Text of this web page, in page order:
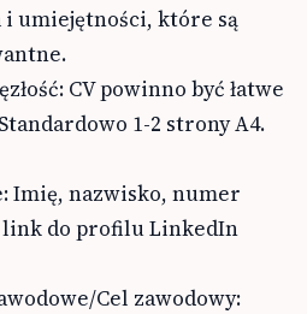
i umiejętności, które są
CV powinno być łatwe
1-2 strony A4.
Imię, nazwisko, numer
do profilu LinkedIn
Cel zawodowy: